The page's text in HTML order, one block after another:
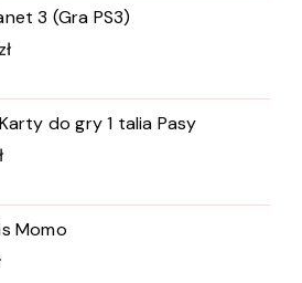
3 (Gra PS3)
zł
do gry 1 talia Pasy
Momo